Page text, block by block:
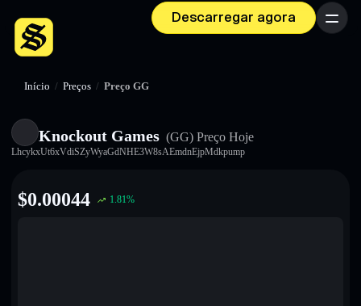
Descarregar agora Menu
Início / Preços / Preço GG
Knockout Games (GG) Preço Hoje
LhcykxUt6xVdiSZyWyaGdNHE3W8sAEmdnEjpMdkpump
$0.00044 1.81%